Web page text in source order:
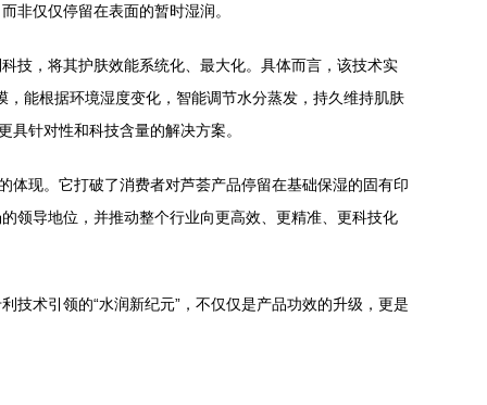
非仅仅停留在表面的暂时湿润。
技，将其护肤效能系统化、最大化。具体而言，该技术实
，能根据环境湿度变化，智能调节水分蒸发，持久维持肌肤
针对性和科技含量的解决方案。
体现。它打破了消费者对芦荟产品停留在基础保湿的固有印
领导地位，并推动整个行业向更高效、更精准、更科技化
技术引领的“水润新纪元”，不仅仅是产品功效的升级，更是